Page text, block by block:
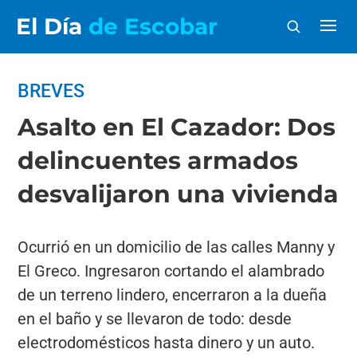
El Día de Escobar
BREVES
Asalto en El Cazador: Dos
delincuentes armados
desvalijaron una vivienda
Ocurrió en un domicilio de las calles Manny y
El Greco. Ingresaron cortando el alambrado
de un terreno lindero, encerraron a la dueña
en el baño y se llevaron de todo: desde
electrodomésticos hasta dinero y un auto.